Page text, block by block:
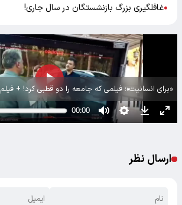
●غافلگیری بزرگ بازنشستگان در سال جاری!
«برای انسانیت»؛ فیلمی که جامعه را دو قطبی کرد! + فیلم
ارسال نظر